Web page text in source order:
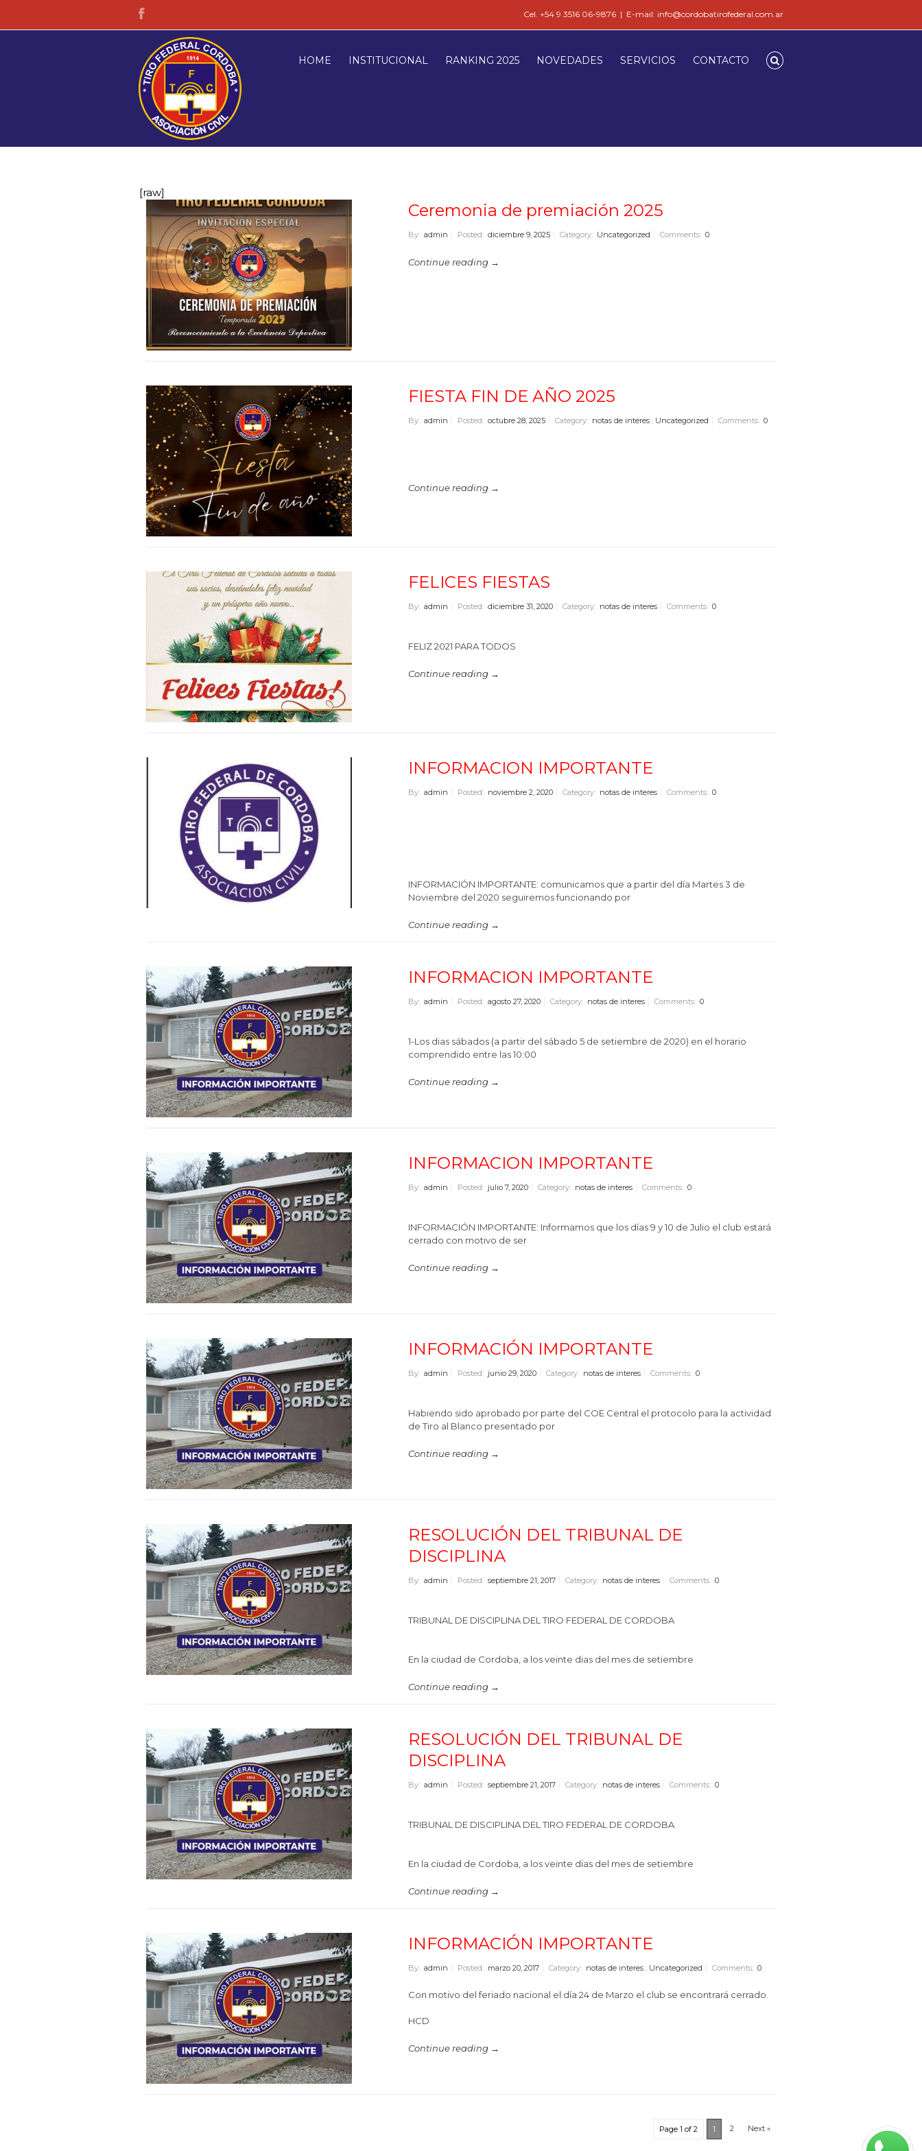
Cel. +54 9 3516 06-9876 | E-mail: info@cordobatirofederal.com.ar
HOME INSTITUCIONAL RANKING 2025 NOVEDADES SERVICIOS CONTACTO
[raw]
Ceremonia de premiación 2025
By: admin Posted: diciembre 9, 2025 Category: Uncategorized Comments: 0
Continue reading →
FIESTA FIN DE AÑO 2025
By: admin Posted: octubre 28, 2025 Category: notas de interes , Uncategorized Comments: 0
Continue reading →
FELICES FIESTAS
By: admin Posted: diciembre 31, 2020 Category: notas de interes Comments: 0
FELIZ 2021 PARA TODOS
Continue reading →
INFORMACION IMPORTANTE
By: admin Posted: noviembre 2, 2020 Category: notas de interes Comments: 0
INFORMACIÓN IMPORTANTE: comunicamos que a partir del día Martes 3 de
Noviembre del 2020 seguiremos funcionando por
Continue reading →
INFORMACION IMPORTANTE
By: admin Posted: agosto 27, 2020 Category: notas de interes Comments: 0
1-Los dias sábados (a partir del sábado 5 de setiembre de 2020) en el horario
comprendido entre las 10:00
Continue reading →
INFORMACION IMPORTANTE
By: admin Posted: julio 7, 2020 Category: notas de interes Comments: 0
INFORMACIÓN IMPORTANTE: Informamos que los días 9 y 10 de Julio el club estará
cerrado con motivo de ser
Continue reading →
INFORMACIÓN IMPORTANTE
By: admin Posted: junio 29, 2020 Category: notas de interes Comments: 0
Habiendo sido aprobado por parte del COE Central el protocolo para la actividad
de Tiro al Blanco presentado por
Continue reading →
RESOLUCIÓN DEL TRIBUNAL DE
DISCIPLINA
By: admin Posted: septiembre 21, 2017 Category: notas de interes Comments: 0
TRIBUNAL DE DISCIPLINA DEL TIRO FEDERAL DE CORDOBA
En la ciudad de Cordoba, a los veinte dias del mes de setiembre
Continue reading →
RESOLUCIÓN DEL TRIBUNAL DE
DISCIPLINA
By: admin Posted: septiembre 21, 2017 Category: notas de interes Comments: 0
TRIBUNAL DE DISCIPLINA DEL TIRO FEDERAL DE CORDOBA
En la ciudad de Cordoba, a los veinte dias del mes de setiembre
Continue reading →
INFORMACIÓN IMPORTANTE
By: admin Posted: marzo 20, 2017 Category: notas de interes , Uncategorized Comments: 0
Con motivo del feriado nacional el día 24 de Marzo el club se encontrará cerrado.
HCD
Continue reading →
Page 1 of 2 1 2 Next »